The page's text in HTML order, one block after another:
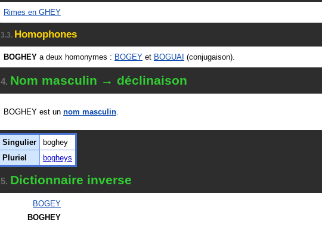
Rimes en GHEY
3.3. Homophones
BOGHEY a deux homonymes : BOGEY et BOGUAI (conjugaison).
4. Nom masculin → déclinaison
BOGHEY est un nom masculin.
Singulier
boghey
Pluriel
bogheys
5. Dictionnaire inverse
BOGEY
BOGHEY